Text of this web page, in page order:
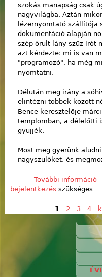
szokás manapság csak
nagyvilágba. Aztán
lézernyomtató szállítója
dokumentáció alapján
szép őrült lány szűz írót
azt kérdezte: mi is van
"programozó", ha még
nyomtatni.
Délután meg irány a
elintézni többek között
Bence keresztelője
templomban, a délelőtti
gyüjjék.
Most meg gyerünk
nagyszülőket, és
További információ
bejelentkezés szükséges
1 2 3 4